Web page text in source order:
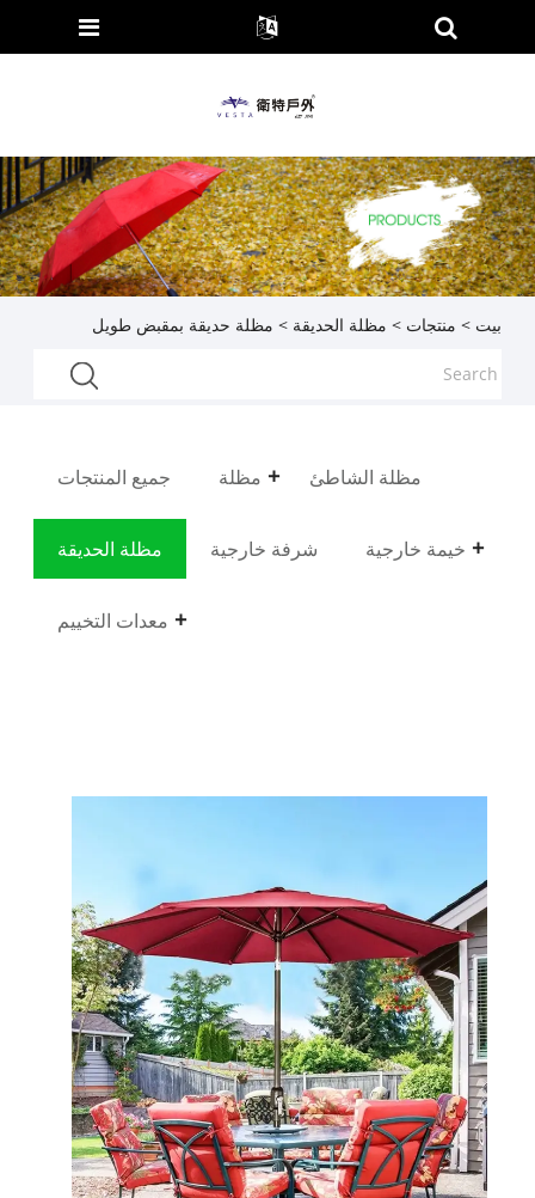
بيت > منتجات > مظلة الحديقة > مظلة حديقة بمقبض طويل
جميع المنتجات مظلة مظلة الشاطئ
مظلة الحديقة شرفة خارجية خيمة خارجية
معدات التخييم